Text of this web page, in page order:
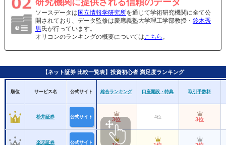
ソースデータは国立情報学研究所を通じて学術研究機関に全て公
開されており、データ監修は慶應義塾大学理工学部教授・ 鈴木秀
男氏が行っています。
オリコンのランキングの概要については こちら 。
【ネット証券 比較一覧表】投資初心者 満足度ランキング
順位 サービス名 公式サイト 総合ランキング 口座開設・特典 取引手数料
松井証券 公式サイト 3位 4位 3位
楽天証券 公式サイト